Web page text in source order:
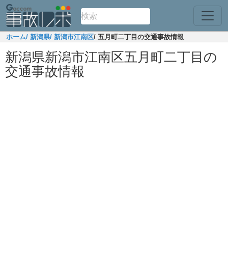
ホーム/ 新潟県/ 新潟市江南区/ 五月町二丁目の交通事故情報
新潟県新潟市江南区五月町二丁目の
交通事故情報